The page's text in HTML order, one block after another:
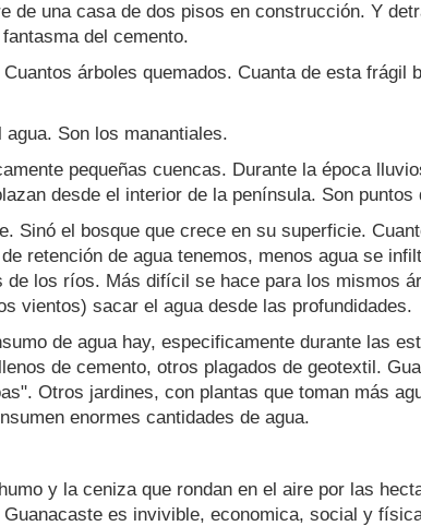
de una casa de dos pisos en construcción. Y
del cemento.
árboles quemados. Cuanta de esta frágil
Son los manantiales.
pequeñas cuencas. Durante la época
desde el interior de la península. Son puntos
Sinó el bosque que crece en su superficie.
retención de agua tenemos, menos agua se
los ríos. Más difícil se hace para los mismos
vientos) sacar el agua desde las profundidades.
de agua hay, especificamente durante las
de cemento, otros plagados de geotextil.
Otros jardines, con plantas que toman más
enormes cantidades de agua.
y la ceniza que rondan en el aire por las
es invivible, economica, social y